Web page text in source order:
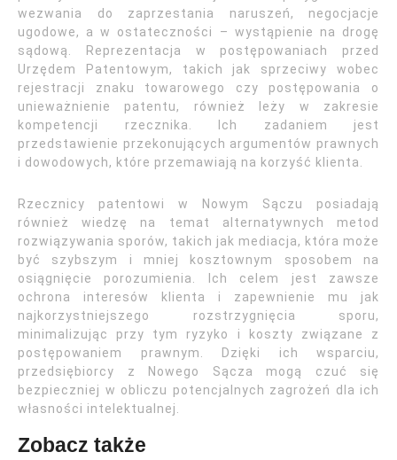
wezwania do zaprzestania naruszeń, negocjacje
ugodowe, a w ostateczności – wystąpienie na drogę
sądową. Reprezentacja w postępowaniach przed
Urzędem Patentowym, takich jak sprzeciwy wobec
rejestracji znaku towarowego czy postępowania o
unieważnienie patentu, również leży w zakresie
kompetencji rzecznika. Ich zadaniem jest
przedstawienie przekonujących argumentów prawnych
i dowodowych, które przemawiają na korzyść klienta.
Rzecznicy patentowi w Nowym Sączu posiadają
również wiedzę na temat alternatywnych metod
rozwiązywania sporów, takich jak mediacja, która może
być szybszym i mniej kosztownym sposobem na
osiągnięcie porozumienia. Ich celem jest zawsze
ochrona interesów klienta i zapewnienie mu jak
najkorzystniejszego rozstrzygnięcia sporu,
minimalizując przy tym ryzyko i koszty związane z
postępowaniem prawnym. Dzięki ich wsparciu,
przedsiębiorcy z Nowego Sącza mogą czuć się
bezpieczniej w obliczu potencjalnych zagrożeń dla ich
własności intelektualnej.
Zobacz także